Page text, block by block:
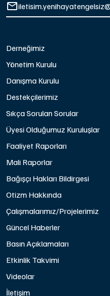
Derneğimiz
Yönetim Kurulu
Danışma Kurulu
Destekçilerimiz
Sıkça Sorulan Sorular
Üyesi Olduğumuz Kuruluşlar
Faaliyet Raporları
Mali Raporlar
Bağışçı Hakları Bildirgesi
Otizm Hakkında
Çalışmalarımız/Projelerimiz
Güncel Haberler
Basın Açıklamaları
Etkinlik Takvimi
Videolar
İletişim